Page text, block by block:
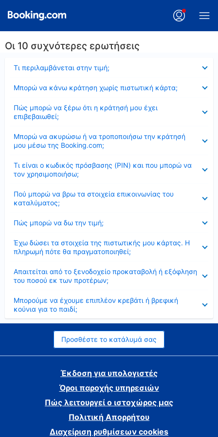
Οι 10 συχνότερες ερωτήσεις
Τι περιλαμβάνεται στην τιμή;
Μπορώ να κάνω κράτηση χωρίς πιστωτική κάρτα;
Πώς μπορώ να ξέρω ότι η κράτησή μου έχει
επιβεβαιωθεί;
Μπορώ να ακυρώσω ή να τροποποιήσω την κράτησή
μου μέσω της Booking.com;
Τι είναι ο κωδικός πρόσβασης (PIN) και που μπορώ να
τον χρησιμοποιήσω;
Πού μπορώ να βρω τα στοιχεία επικοινωνίας του
καταλύματος;
Πώς μπορώ να δω την τιμή;
Έχω δώσει τα στοιχεία της πιστωτικής μου κάρτας. Η
πληρωμή πότε θα πραγματοποιηθεί;
Απαιτείται από το ξενοδοχείο προκαταβολή ή εξόφληση
του ποσού εκ των προτέρων;
Μπορούμε να έχουμε επιπλέον κρεβάτι ή βρεφική
κούνια για το παιδί;
Προσθέστε το κατάλυμά σας
Έκδοση για υπολογιστές
Όροι παροχής υπηρεσιών
Πώς λειτουργεί ο ιστοχώρος μας
Πολιτική Απορρήτου
Διαχείριση ρυθμίσεων cookies